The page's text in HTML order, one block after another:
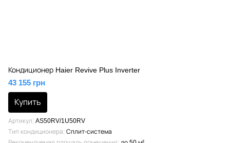
Кондиционер Haier Revive Plus Inverter
43 155 грн
Купить
Артикул AS50RV/1U50RV
Тип кондиционера Сплит-система